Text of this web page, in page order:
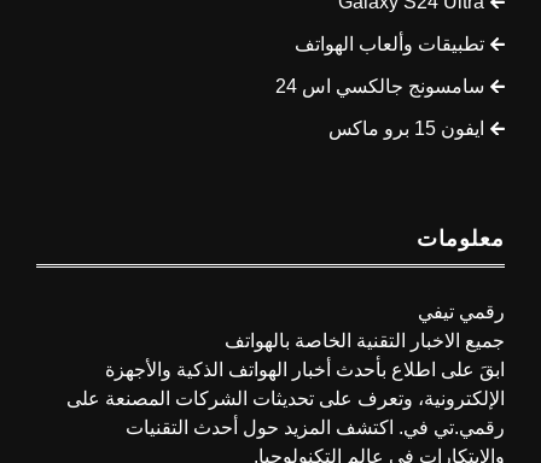
تطبيقات وألعاب الهواتف
سامسونج جالكسي اس 24
ايفون 15 برو ماكس
معلومات
رقمي تيفي
جميع الاخبار التقنية الخاصة بالهواتف
ابقَ على اطلاع بأحدث أخبار الهواتف الذكية والأجهزة
الإلكترونية، وتعرف على تحديثات الشركات المصنعة على
رقمي.تي في. اكتشف المزيد حول أحدث التقنيات
والابتكارات في عالم التكنولوجيا.